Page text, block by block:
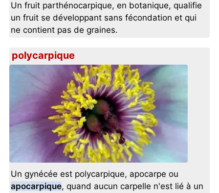
Un fruit parthénocarpique, en botanique, qualifie
un fruit se développant sans fécondation et qui
ne contient pas de graines.
polycarpique
Un gynécée est polycarpique, apocarpe ou
apocarpique, quand aucun carpelle n'est lié à un